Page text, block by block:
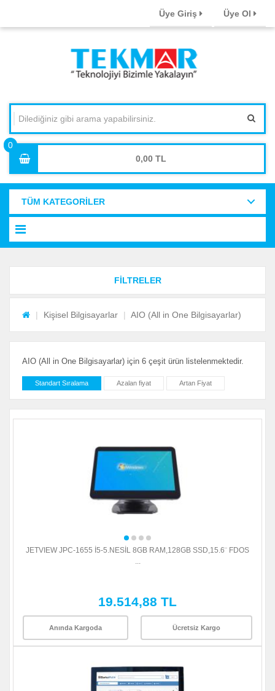
Üye Giriş Üye Ol
0,00
TÜM KATEGORİLER
FİLTRELER
Kişisel Bilgisayarlar AIO (All in One Bilgisayarlar)
AIO (All in One Bilgisayarlar) için 6 çeşit ürün listelenmektedir.
Standart Sıralama Azalan fiyat Artan Fiyat
JETVIEW JPC-1655 İ5-5.NESİL 8GB RAM,128GB SSD,15.6¨ FDOS
...
19.514,88 TL
Anında Kargoda Ücretsiz Kargo